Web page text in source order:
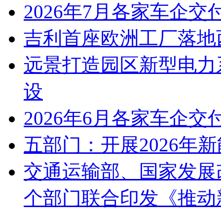
2026年7月各家车企交
吉利首座欧洲工厂落
远景打造园区新型电
设
2026年6月各家车企交
五部门：开展2026年
交通运输部、国家发
个部门联合印发《推